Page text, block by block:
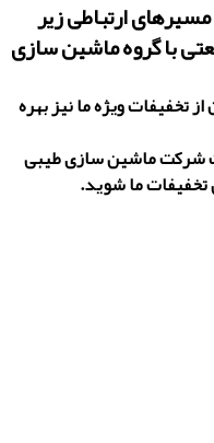
ارتباطی زیر
با گروه ماشین سازی
تخفیفات ویژه ما نیز بهره
شرکت ماشین سازی طیبی
تخفیفات ما شوید.